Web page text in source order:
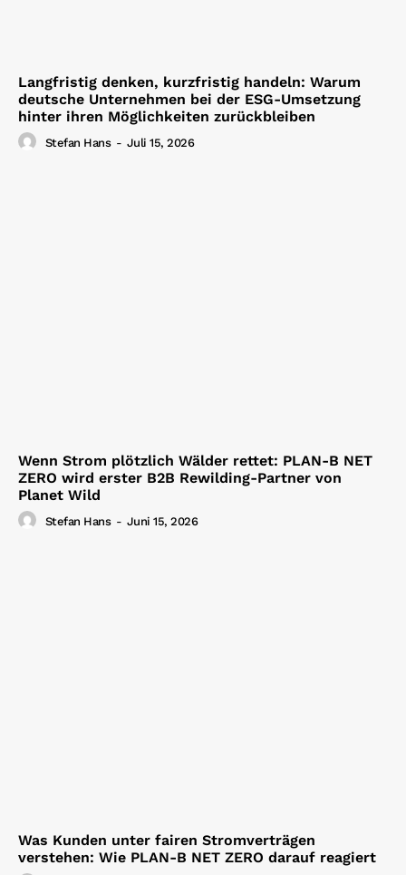
Langfristig denken, kurzfristig handeln: Warum
deutsche Unternehmen bei der ESG-Umsetzung
hinter ihren Möglichkeiten zurückbleiben
Stefan Hans - Juli 15, 2026
Wenn Strom plötzlich Wälder rettet: PLAN-B NET
ZERO wird erster B2B Rewilding-Partner von
Planet Wild
Stefan Hans - Juni 15, 2026
Was Kunden unter fairen Stromverträgen
verstehen: Wie PLAN-B NET ZERO darauf reagiert